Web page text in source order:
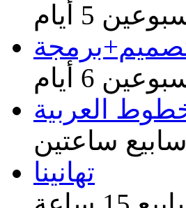
5 أيام
6 أيام
تهانينا